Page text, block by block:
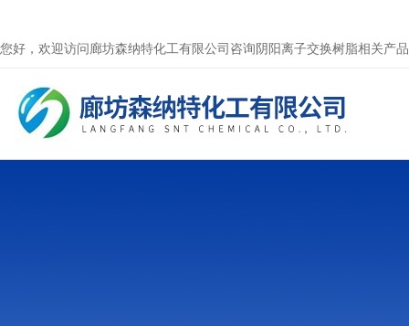
您好，欢迎访问廊坊森纳特化工有限公司咨询阴阳离子交换树脂相关产